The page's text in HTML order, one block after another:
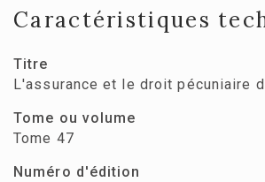
Caractéristiques
Titre
L'assurance et le droit pécuniaire
Tome ou volume
Tome 47
Numéro d'édition